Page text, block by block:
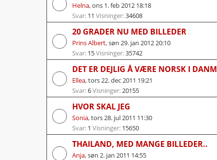
Helna,ons 1. feb 2012 18:18
Svar: 11 Visninger:34608
20 GRADER NU MED BILLEDER
Prins Albert,søn 29. jan 2012 20:10
Svar: 15Visninger:35742
DET ER DEJLIG Å VÆRE NORSK I
Ellea,tors 22. dec 2011 19:21
Svar:6Visninger:20155
HVOR SKAL JEG
Sonia,tors 28. jul 2011 11:30
Svar: 1 Visninger: 15650
THAILAND, MED MANGE BILLEDER..
Anja,søn 2. jan 2011 14:55